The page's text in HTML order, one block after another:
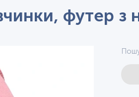
футер з